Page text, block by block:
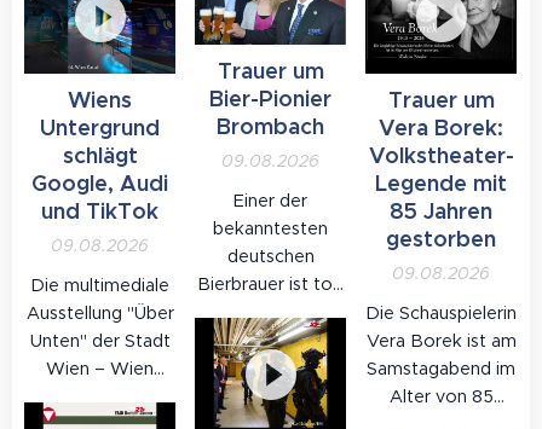
Wiens
Untergrund
schlägt
Google, Audi
und TikTok
09.08.2026
Die multimediale
Ausstellung "Über
Unten" der Stadt
Wien – Wien
Gaudenzdorfer
Trauer um
Bier-Pionier
Brombach
09.08.2026
Einer der
bekanntesten
deutschen
Bierbrauer ist tot:
Brombach,
langjähriger
Inhaber und
Geschäftsführer
Trauer um
Vera Borek:
Volkstheater-
Legende mit
85 Jahren
gestorben
09.08.2026
Die Schauspielerin
Vera Borek ist am
Samstagabend im
Alter von 85